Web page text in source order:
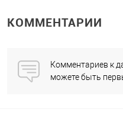
КОММЕНТАРИИ
Комментариев к
можете быть